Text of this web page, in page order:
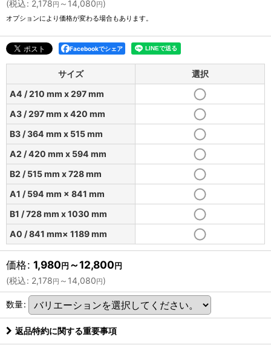
(税込: 2,178円 ～14,080円)
オプションにより価格が変わる場合もあります。
Facebookでシェア
サイズ
選択
A4 / 210 mm x 297 mm
A3 / 297 mm x 420 mm
B3 / 364 mm x 515 mm
A2 / 420 mm x 594 mm
B2 / 515 mm x 728 mm
A1 / 594 mm × 841 mm
B1 / 728 mm x 1030 mm
A0 / 841 mm× 1189 mm
価格: 1,980円 ～12,800円
(税込: 2,178円 ～14,080円)
数量:
返品特約に関する重要事項